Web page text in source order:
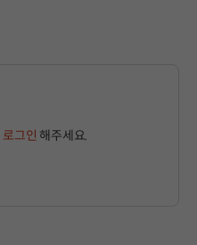
로그인 해주세요.